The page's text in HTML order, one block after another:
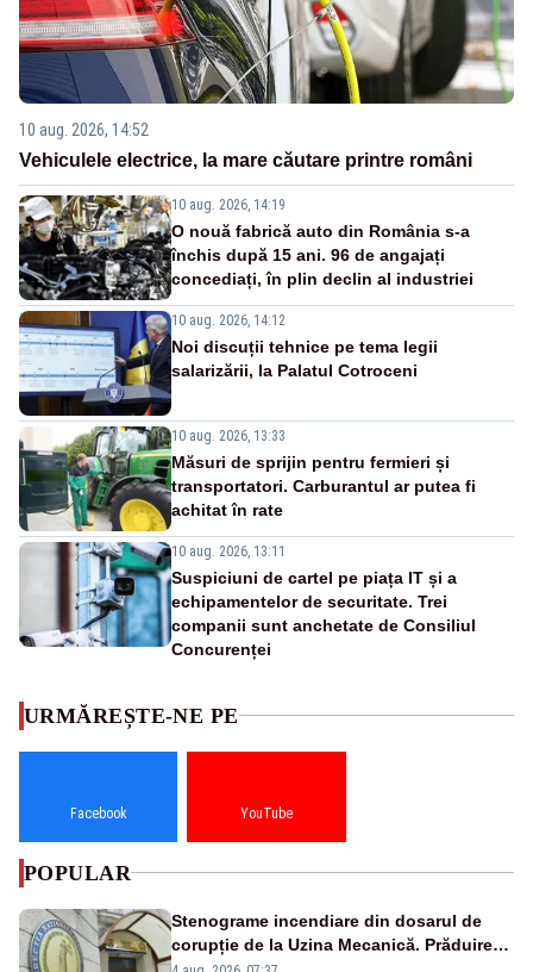
10 aug. 2026, 14:52
Vehiculele electrice, la mare căutare printre români
10 aug. 2026, 14:19
O nouă fabrică auto din România s-a
închis după 15 ani. 96 de angajați
concediați, în plin declin al industriei
10 aug. 2026, 14:12
Noi discuții tehnice pe tema legii
salarizării, la Palatul Cotroceni
10 aug. 2026, 13:33
Măsuri de sprijin pentru fermieri și
transportatori. Carburantul ar putea fi
achitat în rate
10 aug. 2026, 13:11
Suspiciuni de cartel pe piața IT și a
echipamentelor de securitate. Trei
companii sunt anchetate de Consiliul
Concurenței
URMĂREȘTE-NE PE
Facebook YouTube
POPULAR
Stenograme incendiare din dosarul de
corupție de la Uzina Mecanică. Prăduirea
banilor din programul SAFE, interceptată